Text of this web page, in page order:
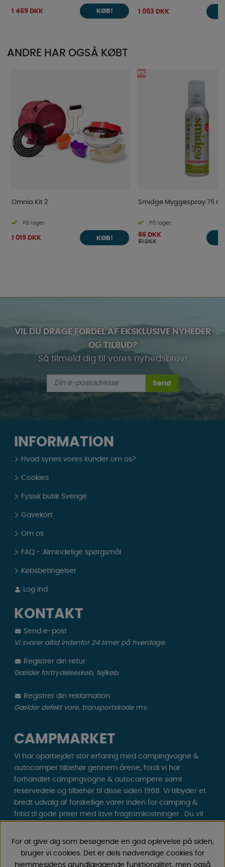
1 469 DKK KØB! 1 053 DKK
ANDRE HAR OGSÅ KØBT
Omnia Kit 2
På lager
1 019 DKK KØB!
5%
Smidge Myggespray 75 ml
På lager
86 DKK
91 DKK
VIL DU DRAGE FORDEL AF EKSKLUSIVE NYHEDER
OG TILBUD?
Så tilmeld dig til vores nyhedsbrev!
Send
INFORMATION
Hvad synes vores kunder om os?
Cookies
Fysisk butik Sverige
Gavekort
Om os
FAQ - Almindelige spørgsmål
Købsbetingelser
Log ind
KONTAKT
Send e-post
Vi svarer altid indenfor 24 timer på hverdage.
Registrer din retur
Gælder fortrydelseskøb, fejlkøb.
Registrer din reklamation
Gælder defekt vare, transportskade mv.
CAMPMARKET
Vi har oparbejdet stor erfaring med campingvogne &
autocamper tilbehør gennem årene, fordi vi har
forhandlet campingvogne & autocampere samt
reservedele og tilbehør til disse siden 1968. Vi tilbyder et
bredt udvalg af forskellige varer inden for camping &
fritid til gode priser med lave fragtomkostninger . Du vil
30.000 produkter!
Følg os på Facebook og Instagram for inspiration,
For at give dig som besøgende en god oplevelse på siden,
bruger vi cookies. Det er dels nødvendige cookies for
hjemmesidens grundlæggende funktionalitet, men også